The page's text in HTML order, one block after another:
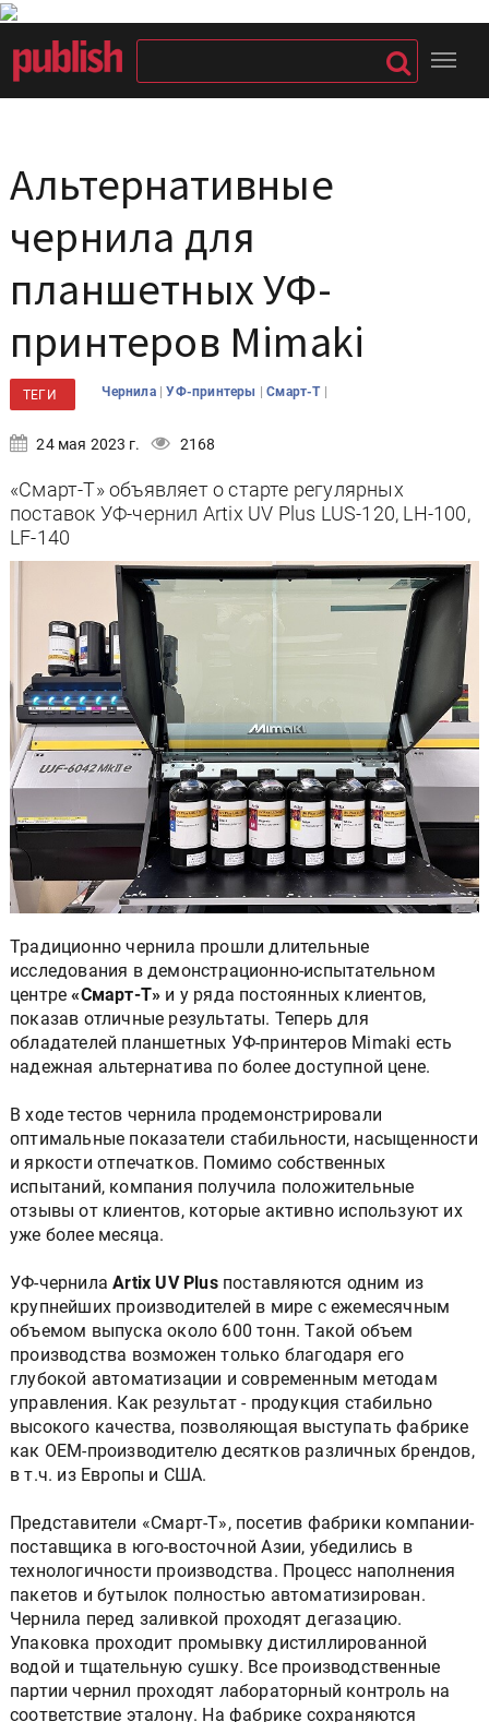
Альтернативные
чернила для
планшетных УФ-
принтеров Mimaki
ТЕГИ Чернила |УФ-принтеры |Смарт-Т |
24 мая 2023 г. 2168
«Смарт-Т» объявляет о старте регулярных
поставок УФ-чернил Artix UV Plus LUS-120, LH-100,
LF-140
Традиционно чернила прошли длительные
исследования в демонстрационно-испытательном
центре«Смарт-Т» и у ряда постоянных клиентов,
показав отличные результаты. Теперь для
обладателей планшетных УФ-принтеров Mimaki есть
надежная альтернатива по более доступной цене.
В ходе тестов чернила продемонстрировали
оптимальные показатели стабильности, насыщенности
и яркости отпечатков. Помимо собственных
испытаний, компания получила положительные
отзывы от клиентов, которые активно используют их
уже более месяца.
УФ-чернилаArtix UV Plusпоставляются одним из
крупнейших производителей в мире с ежемесячным
объемом выпуска около 600 тонн. Такой объем
производства возможен только благодаря его
глубокой автоматизации и современным методам
управления. Как результат - продукция стабильно
высокого качества, позволяющая выступать фабрике
как ОЕМ-производителю десятков различных брендов,
в т.ч. из Европы и США.
Представители «Смарт-Т», посетив фабрики компании-
поставщика в юго-восточной Азии, убедились в
технологичности производства. Процесс наполнения
пакетов и бутылок полностью автоматизирован.
Чернила перед заливкой проходят дегазацию.
Упаковка проходит промывку дистиллированной
водой и тщательную сушку. Все производственные
партии чернил проходят лабораторный контроль на
соответствие эталону. На фабрике сохраняются